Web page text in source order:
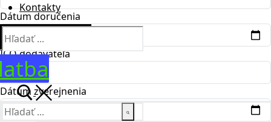
Kontakty
Hľadať:
Hľadať:
Dátum doručenia
IČO dodávateľa
Dátum zverejnenia